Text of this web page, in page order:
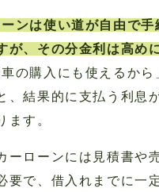
ンは使い道が自由で手
が、その分金利は高め
車の購入にも使えるから
、結果的に支払う利息
ます。
ーローンには見積書や
要で、借入れまでに一